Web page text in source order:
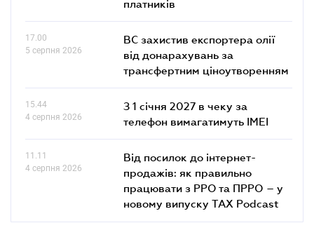
платників
17.00
5 серпня 2026
ВС захистив експортера олії
від донарахувань за
трансфертним ціноутворенням
15.44
4 серпня 2026
З 1 січня 2027 в чеку за
телефон вимагатимуть IMEI
11.11
4 серпня 2026
Від посилок до інтернет-
продажів: як правильно
працювати з РРО та ПРРО – у
новому випуску TAX Podcast